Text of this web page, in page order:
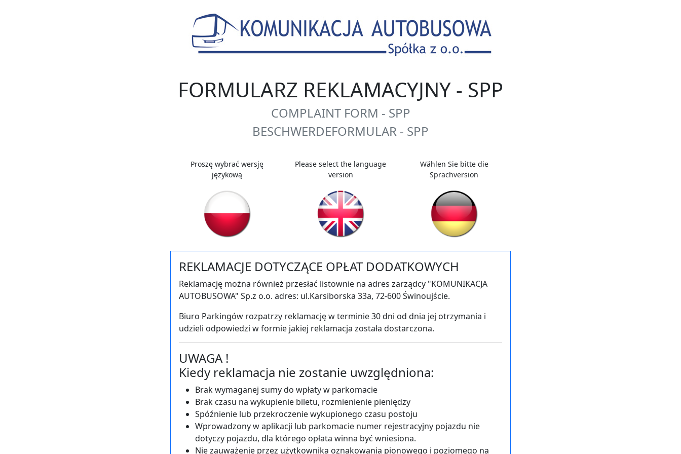
FORMULARZ REKLAMACYJNY - SPP
COMPLAINT FORM - SPP
BESCHWERDEFORMULAR - SPP
Proszę wybrać wersję
językową
Please select the language
version
Wählen Sie bitte die
Sprachversion
REKLAMACJE DOTYCZĄCE OPŁAT DODATKOWYCH
Reklamację można również przesłać listownie na adres zarządcy "KOMUNIKACJA
AUTOBUSOWA" Sp.z o.o. adres: ul.Karsiborska 33a, 72-600 Świnoujście.
Biuro Parkingów rozpatrzy reklamację w terminie 30 dni od dnia jej otrzymania i
udzieli odpowiedzi w formie jakiej reklamacja została dostarczona.
UWAGA !
Kiedy reklamacja nie zostanie uwzględniona:
Brak wymaganej sumy do wpłaty w parkomacie
Brak czasu na wykupienie biletu, rozmienienie pieniędzy
Spóźnienie lub przekroczenie wykupionego czasu postoju
Wprowadzony w aplikacji lub parkomacie numer rejestracyjny pojazdu nie
dotyczy pojazdu, dla którego opłata winna być wniesiona.
Nie zauważenie przez użytkownika oznakowania pionowego i poziomego na